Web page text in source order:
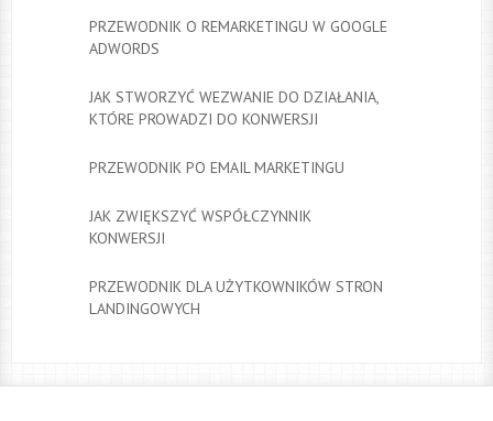
PRZEWODNIK O REMARKETINGU W GOOGLE
ADWORDS
JAK STWORZYĆ WEZWANIE DO DZIAŁANIA,
KTÓRE PROWADZI DO KONWERSJI
PRZEWODNIK PO EMAIL MARKETINGU
JAK ZWIĘKSZYĆ WSPÓŁCZYNNIK
KONWERSJI
PRZEWODNIK DLA UŻYTKOWNIKÓW STRON
LANDINGOWYCH